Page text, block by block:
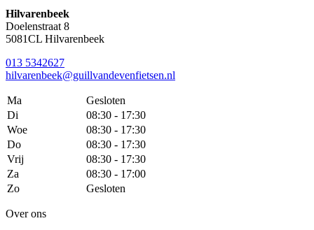
Hilvarenbeek
Doelenstraat 8
5081CL Hilvarenbeek
013 5342627
hilvarenbeek@guillvandevenfietsen.nl
Ma
Gesloten
Di
08:30 - 17:30
Woe
08:30 - 17:30
Do
08:30 - 17:30
Vrij
08:30 - 17:30
Za
08:30 - 17:00
Zo
Gesloten
Over ons